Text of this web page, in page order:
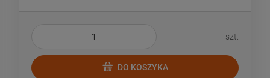
szt.
DO KOSZYKA